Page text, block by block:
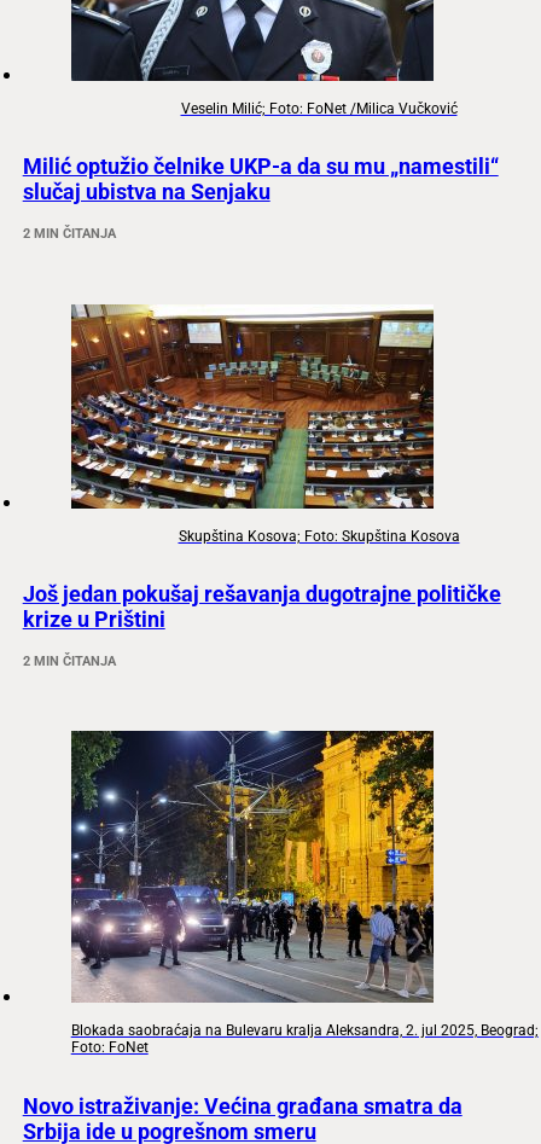
Veselin Milić; Foto: FoNet /Milica Vučković
Milić optužio čelnike UKP-a da su mu „namestili“
slučaj ubistva na Senjaku
2 MIN ČITANJA
Skupština Kosova; Foto: Skupština Kosova
Još jedan pokušaj rešavanja dugotrajne političke
krize u Prištini
2 MIN ČITANJA
Blokada saobraćaja na Bulevaru kralja Aleksandra, 2. jul 2025, Beograd;
Foto: FoNet
Novo istraživanje: Većina građana smatra da
Srbija ide u pogrešnom smeru